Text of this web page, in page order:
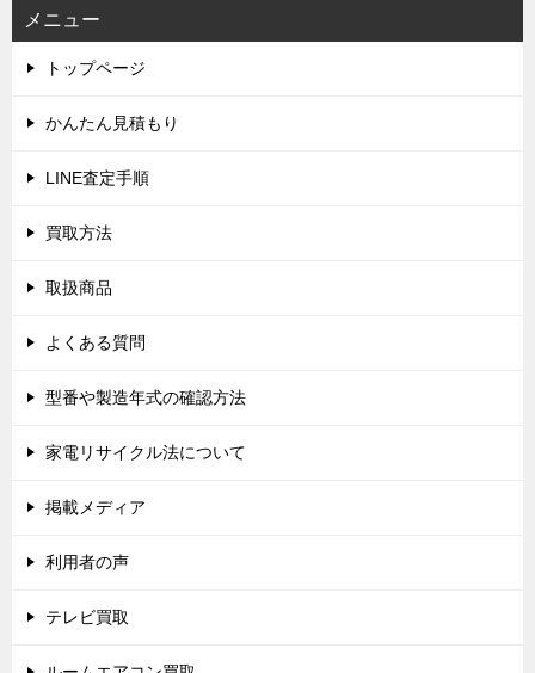
ゲ
ー
シ
メニュー
トップページ
かんたん見積もり
LINE査定手順
買取方法
取扱商品
よくある質問
型番や製造年式の確認方法
家電リサイクル法について
掲載メディア
利用者の声
テレビ買取